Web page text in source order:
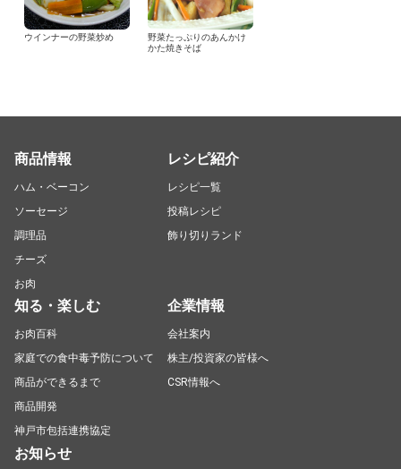
ウインナーの野菜炒め
野菜たっぷりのあんかけ
かた焼きそば
商品情報
ハム・ベーコン
ソーセージ
調理品
チーズ
お肉
レシピ紹介
レシピ一覧
投稿レシピ
飾り切りランド
知る・楽しむ
お肉百科
家庭での食中毒予防について
商品ができるまで
商品開発
神戸市包括連携協定
企業情報
会社案内
株主/投資家の皆様へ
CSR情報へ
お知らせ